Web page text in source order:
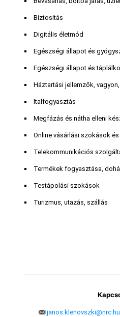
Biztosítás
Digitális életmód
Egészségi állapot és
Egészségi állapot és
Háztartási jellemzők,
Italfogyasztás
Megfázás és nátha elleni
Online vásárlási szokások
Telekommunikációs
Termékek fogyasztása,
Testápolási szokások
Turizmus, utazás, szállás
janos.klenovszki@nrc.hu